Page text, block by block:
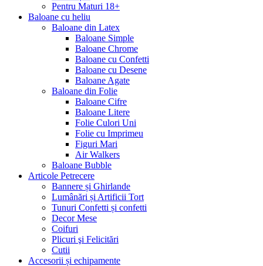
Pentru Maturi 18+
Baloane cu heliu
Baloane din Latex
Baloane Simple
Baloane Chrome
Baloane cu Confetti
Baloane cu Desene
Baloane Agate
Baloane din Folie
Baloane Cifre
Baloane Litere
Folie Culori Uni
Folie cu Imprimeu
Figuri Mari
Air Walkers
Baloane Bubble
Articole Petrecere
Bannere și Ghirlande
Lumânări și Artificii Tort
Tunuri Confetti și confetti
Decor Mese
Coifuri
Plicuri şi Felicitări
Cutii
Accesorii și echipamente